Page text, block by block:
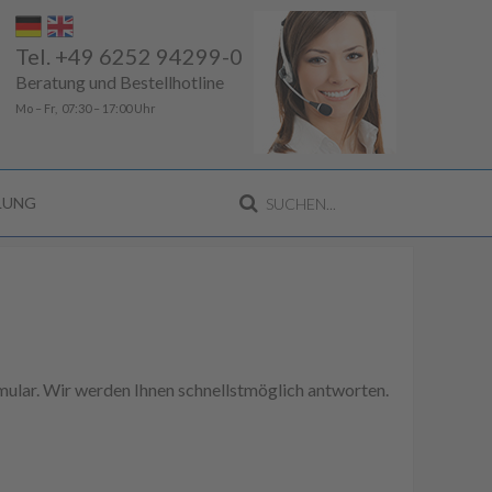
Tel. +49 6252 94299-0
Beratung und Bestellhotline
Mo – Fr, 07:30 – 17:00 Uhr
Wir werden Ihnen schnellstmöglich antworten.